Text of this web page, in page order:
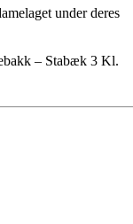
under deres
– Stabæk 3 Kl.